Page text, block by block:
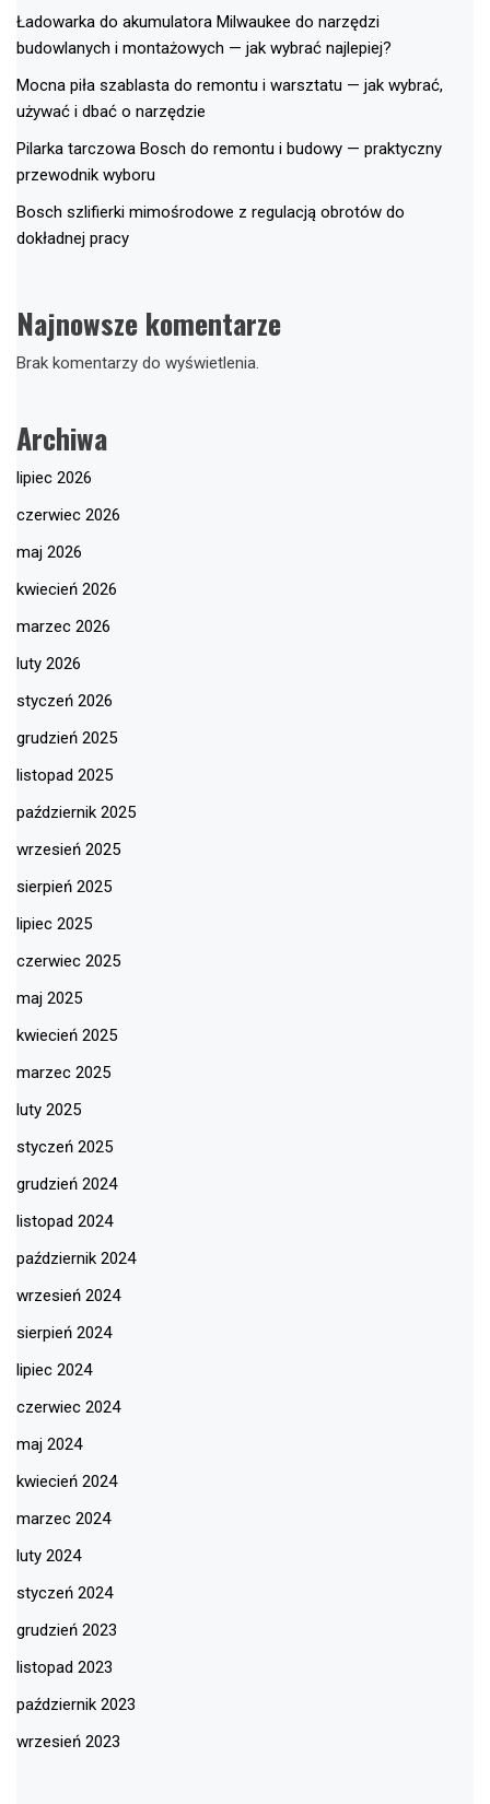
Ładowarka do akumulatora Milwaukee do narzędzi
budowlanych i montażowych — jak wybrać najlepiej?
Mocna piła szablasta do remontu i warsztatu — jak wybrać,
używać i dbać o narzędzie
Pilarka tarczowa Bosch do remontu i budowy — praktyczny
przewodnik wyboru
Bosch szlifierki mimośrodowe z regulacją obrotów do
dokładnej pracy
Najnowsze komentarze
Brak komentarzy do wyświetlenia.
Archiwa
lipiec 2026
czerwiec 2026
maj 2026
kwiecień 2026
marzec 2026
luty 2026
styczeń 2026
grudzień 2025
listopad 2025
październik 2025
wrzesień 2025
sierpień 2025
lipiec 2025
czerwiec 2025
maj 2025
kwiecień 2025
marzec 2025
luty 2025
styczeń 2025
grudzień 2024
listopad 2024
październik 2024
wrzesień 2024
sierpień 2024
lipiec 2024
czerwiec 2024
maj 2024
kwiecień 2024
marzec 2024
luty 2024
styczeń 2024
grudzień 2023
listopad 2023
październik 2023
wrzesień 2023